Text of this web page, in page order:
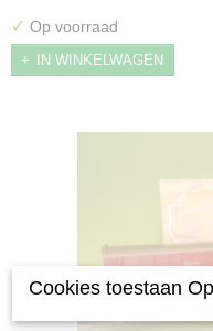
✓ Op voorraad
IN WINKELWAGEN
Cookies toestaan